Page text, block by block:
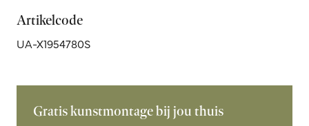
Artikelcode
UA-X1954780S
Gratis kunstmontage bij jou thuis